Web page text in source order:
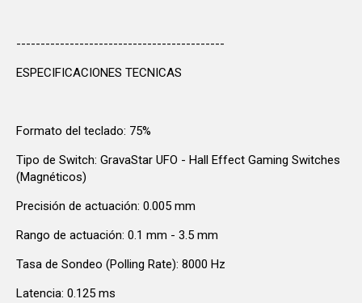
-------------------------------------------
ESPECIFICACIONES TECNICAS
Formato del teclado: 75%
Tipo de Switch: GravaStar UFO - Hall Effect Gaming Switches
(Magnéticos)
Precisión de actuación: 0.005 mm
Rango de actuación: 0.1 mm - 3.5 mm
Tasa de Sondeo (Polling Rate): 8000 Hz
Latencia: 0.125 ms